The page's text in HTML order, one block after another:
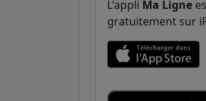
L'appli Ma Ligne
gratuitement sur